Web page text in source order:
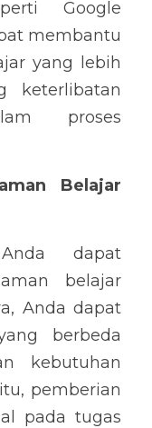
Google
membantu
yang lebih
keterlibatan
proses
Belajar
dapat
belajar
Anda dapat
berbeda
kebutuhan
pemberian
pada tugas